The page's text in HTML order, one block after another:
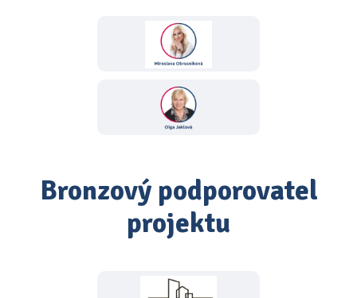
Bronzový podporovatel
projektu